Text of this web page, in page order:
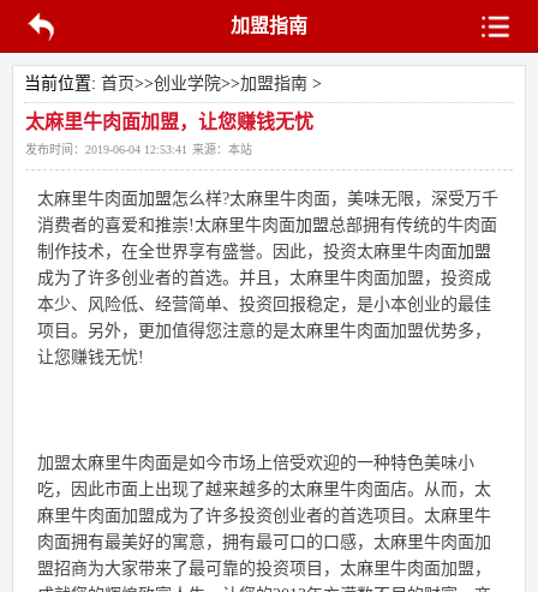
加盟指南
当前位置: 首页>>创业学院>>加盟指南>
太麻里牛肉面加盟，让您赚钱无忧
发布时间： 2019-06-04 12:53:41 来源： 本站
太麻里牛肉面加盟怎么样?太麻里牛肉面，美味无限，深受万千
消费者的喜爱和推崇!太麻里牛肉面加盟总部拥有传统的牛肉面
制作技术，在全世界享有盛誉。因此，投资太麻里牛肉面加盟
成为了许多创业者的首选。并且，太麻里牛肉面加盟，投资成
本少、风险低、经营简单、投资回报稳定，是小本创业的最佳
项目。另外，更加值得您注意的是太麻里牛肉面加盟优势多，
让您赚钱无忧!
加盟太麻里牛肉面是如今市场上倍受欢迎的一种特色美味小
吃，因此市面上出现了越来越多的太麻里牛肉面店。从而，太
麻里牛肉面加盟成为了许多投资创业者的首选项目。太麻里牛
肉面拥有最美好的寓意，拥有最可口的口感，太麻里牛肉面加
盟招商为大家带来了最可靠的投资项目，太麻里牛肉面加盟，